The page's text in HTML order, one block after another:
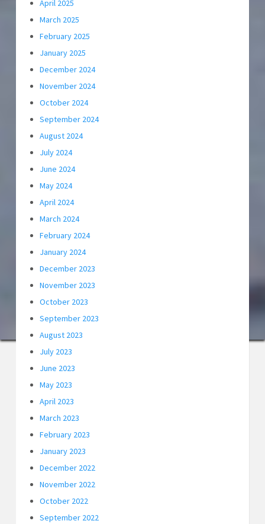
April 2025
March 2025
February 2025
January 2025
December 2024
November 2024
October 2024
September 2024
August 2024
July 2024
June 2024
May 2024
April 2024
March 2024
February 2024
January 2024
December 2023
November 2023
October 2023
September 2023
August 2023
July 2023
June 2023
May 2023
April 2023
March 2023
February 2023
January 2023
December 2022
November 2022
October 2022
September 2022